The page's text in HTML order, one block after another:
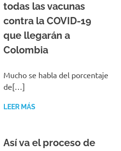
todas las vacunas
contra la COVID-19
que llegarán a
Colombia
Mucho se habla del porcentaje
de[…]
LEER MÁS
Así va el proceso de